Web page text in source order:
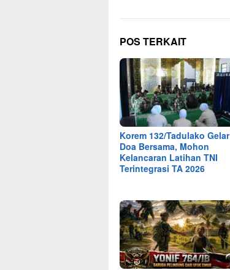
POS TERKAIT
Korem 132/Tadulako Gelar
Doa Bersama, Mohon
Kelancaran Latihan TNI
Terintegrasi TA 2026